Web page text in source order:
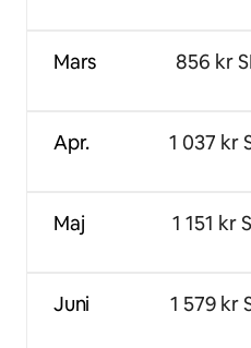
Mars
Apr.
Maj
Juni
856 kr
1 037 kr
1 151 kr
1 579 kr